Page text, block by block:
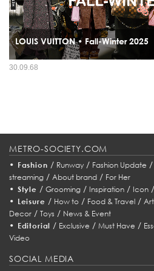
LOUIS VUITTON • Fall-Winter 2025
คอลเลคชั่นผู้ชาย Fall-Winter 2025 ภายใต้ชื่อ
30.09.68
METRO-SOCIETY.COM
• Fashion / Runway/ Fashion Update /
streaming / About brand / For Her
• Style / Grooming/ Inspiration/ Icon/
• Leisure / How to/ Food & Travel/
Decor / Toys / News & Event
• Editorial / Exclusive /Must Have /
Video
SOCIAL MEDIA